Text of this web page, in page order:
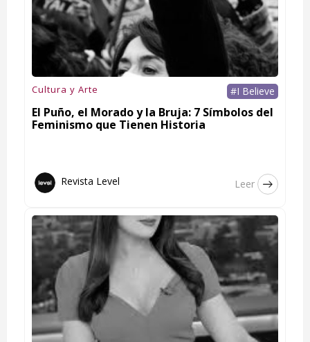
Cultura y Arte #I Believe
El Puño, el Morado y la Bruja: 7 Símbolos del
Feminismo que Tienen Historia
Revista Level Leer